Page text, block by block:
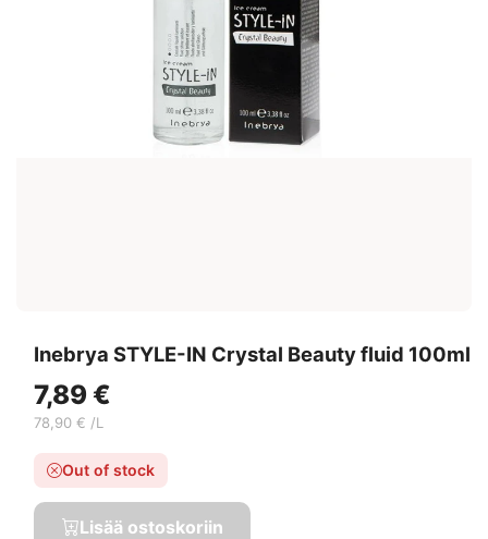
Inebrya STYLE-IN Crystal Beauty fluid 100ml
7,89 €
78,90 € /L
Out of stock
Lisää ostoskoriin